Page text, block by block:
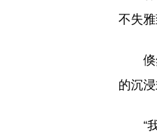
不失
倏然
的沉
“我